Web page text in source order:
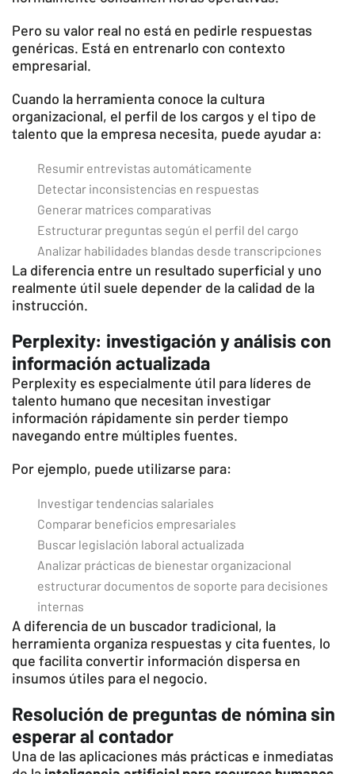
Pero su valor real no está en pedirle respuestas
genéricas. Está en entrenarlo con contexto
empresarial.
Cuando la herramienta conoce la cultura
organizacional, el perfil de los cargos y el tipo de
talento que la empresa necesita, puede ayudar a:
Resumir entrevistas automáticamente
Detectar inconsistencias en respuestas
Generar matrices comparativas
Estructurar preguntas según el perfil del cargo
Analizar habilidades blandas desde transcripciones
La diferencia entre un resultado superficial y uno
realmente útil suele depender de la calidad de la
instrucción.
Perplexity: investigación y análisis con
información actualizada
Perplexity es especialmente útil para líderes de
talento humano que necesitan investigar
información rápidamente sin perder tiempo
navegando entre múltiples fuentes.
Por ejemplo, puede utilizarse para:
Investigar tendencias salariales
Comparar beneficios empresariales
Buscar legislación laboral actualizada
Analizar prácticas de bienestar organizacional
estructurar documentos de soporte para decisiones
internas
A diferencia de un buscador tradicional, la
herramienta organiza respuestas y cita fuentes, lo
que facilita convertir información dispersa en
insumos útiles para el negocio.
Resolución de preguntas de nómina sin
esperar al contador
Una de las aplicaciones más prácticas e inmediatas